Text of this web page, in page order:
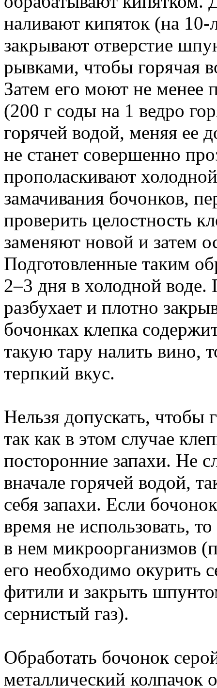
наливают кипяток (на
закрывают отверстие
рывками, чтобы горячая
Затем его моют не менее
(200 г соды на 1 ведро
горячей водой, меняя ее
не станет совершенно
прополаскивают
замачивания бочонков,
проверить целостность
заменяют новой и затем
Подготовленные таким
2–3 дня в холодной воде.
разбухает и плотно
бочонках клепка
такую тару налить вино,
терпкий вкус.
Нельзя допускать, чтобы
так как в этом случае
посторонние запахи. Не
вначале горячей водой,
себя запахи. Если
время не использовать,
в нем микроорганизмов
его необходимо окурить
фитили и закрыть
сернистый газ).
Обработать бочонок
металлический колпачок